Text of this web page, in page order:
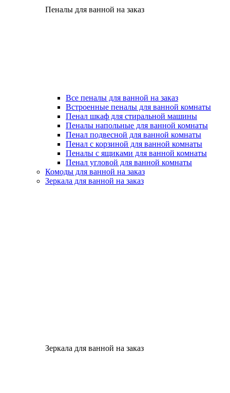
Пеналы для ванной на заказ
Все пеналы для ванной на заказ
Встроенные пеналы для ванной комнаты
Пенал шкаф для стиральной машины
Пеналы напольные для ванной комнаты
Пенал подвесной для ванной комнаты
Пенал с корзиной для ванной комнаты
Пеналы с ящиками для ванной комнаты
Пенал угловой для ванной комнаты
Комоды для ванной на заказ
Зеркала для ванной на заказ
Зеркала для ванной на заказ